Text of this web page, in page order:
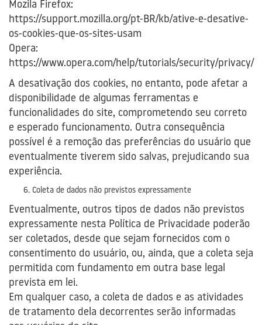
Mozila Firefox:
https://support.mozilla.org/pt-BR/kb/ative-e-desative-
os-cookies-que-os-sites-usam
Opera:
https://www.opera.com/help/tutorials/security/privacy/
A desativação dos cookies, no entanto, pode afetar a
disponibilidade de algumas ferramentas e
funcionalidades do site, comprometendo seu correto
e esperado funcionamento. Outra consequência
possível é a remoção das preferências do usuário que
eventualmente tiverem sido salvas, prejudicando sua
experiência.
Coleta de dados não previstos expressamente
Eventualmente, outros tipos de dados não previstos
expressamente nesta Política de Privacidade poderão
ser coletados, desde que sejam fornecidos com o
consentimento do usuário, ou, ainda, que a coleta seja
permitida com fundamento em outra base legal
prevista em lei.
Em qualquer caso, a coleta de dados e as atividades
de tratamento dela decorrentes serão informadas